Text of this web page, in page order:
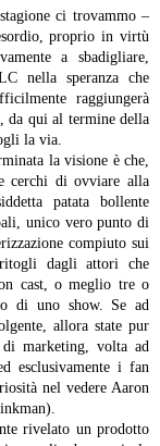
ci trovammo –
proprio in virtù
a sbadigliare,
nella speranza che
raggiungerà
da qui al termine della
la via.
la visione è che,
cerchi di ovviare alla
patata bollente
unico vero punto di
compiuto sui
dagli attori che
cast, o meglio tre o
di uno show. Se ad
allora state pur
marketing, volta ad
esclusivamente i fan
nel vedere Aaron
rivelato un prodotto